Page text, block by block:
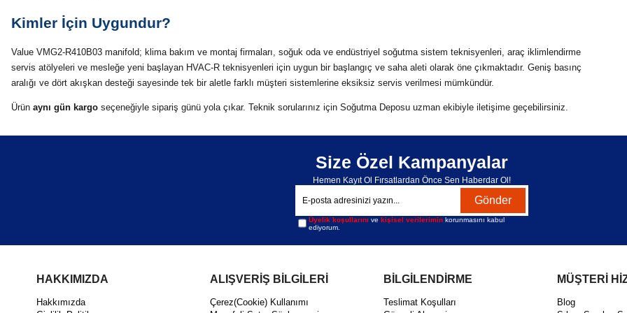
Kimler İçin Uygundur?
Value VMG2-R410B03 manifold; klima bakım ve montaj firmaları, soğuk oda ve endüstriyel soğutma sistem teknisyenleri, araç iklimlendirme
servis atölyeleri ve mesleğe yeni başlayan HVAC-R teknisyenleri için uygun bir başlangıç ve saha aleti olarak öne çıkmaktadır. Geniş basınç
aralığı ve dört akışkan desteği sayesinde tek bir aletle farklı müşteri sistemlerine eksiksiz servis verilmesi mümkündür.
Ürün aynı gün kargo seçeneğiyle sipariş günü yola çıkar. Teknik sorularınız için Soğutma Deposu uzman ekibiyle iletişime geçebilirsiniz.
Size Özel Kampanyalar
Hemen Kayıt Ol Fırsatlardan Önce Sen Haberdar Ol!
Gönder
Üyelik koşullarını vekişisel verilerimin korunmasını kabul
ediyorum.
HAKKIMIZDA
Hakkımızda
ALIŞVERİŞ BİLGİLERİ
Çerez(Cookie) Kullanımı
BİLGİLENDİRME
Teslimat Koşulları
MÜŞTERİ
Blog